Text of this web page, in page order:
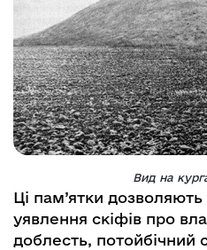
Вид на
Ці пам’ятки
уявлення скіфів про
доблесть, потойбічний